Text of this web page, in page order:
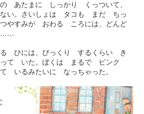
あたまに しっかり くっついて、
い。さいしょは タコも まだ ちっ
つやすみが おわる ころには、どんど
……
ひには、びっくり するくらい き
て いた。ぼくは まるで ピンク
いるみたいに なっちゃった。